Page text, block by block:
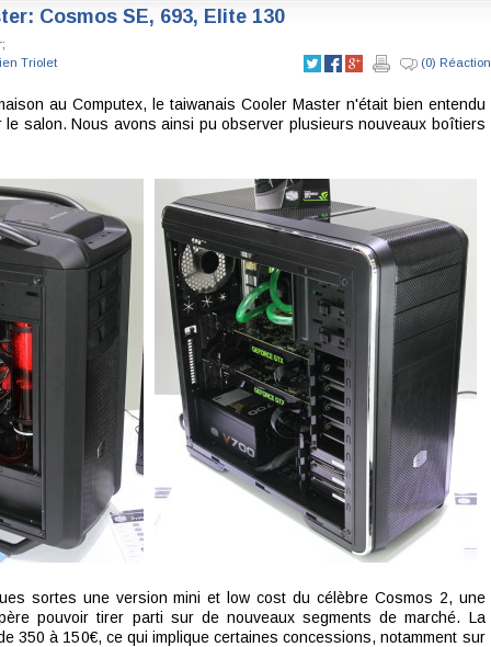
Cosmos SE, 693, Elite 130
;
Triolet (0) Réaction
au Computex, le taiwanais Cooler Master n'était bien entendu
salon. Nous avons ainsi pu observer plusieurs nouveaux boîtiers
sortes une version mini et low cost du célèbre Cosmos 2, une
pouvoir tirer parti sur de nouveaux segments de marché. La
350 à 150€, ce qui implique certaines concessions, notamment sur